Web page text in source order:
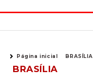
Página inicial BRASÍLIA
BRASÍLIA